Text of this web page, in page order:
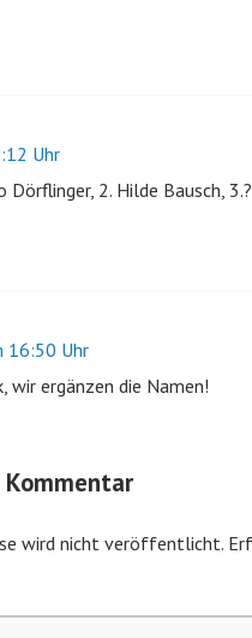
Uhr
Dörflinger, 2. Hilde Bausch,
Uhr
wir ergänzen die Namen!
Kommentar
wird nicht veröffentlicht.